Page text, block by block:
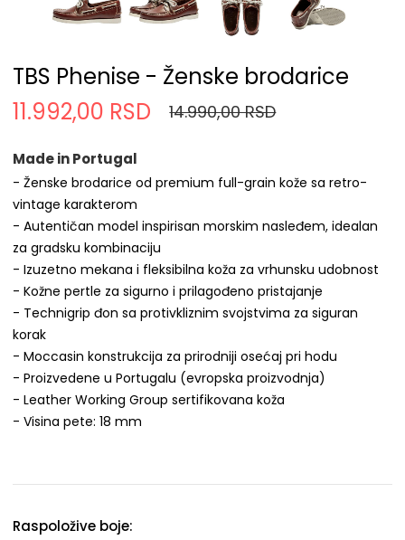
TBS Phenise - Ženske brodarice
11.992,00 RSD
14.990,00 RSD
Made in Portugal
- Ženske brodarice od premium full-grain kože sa retro-
vintage karakterom
- Autentičan model inspirisan morskim nasleđem, idealan
za gradsku kombinaciju
- Izuzetno mekana i fleksibilna koža za vrhunsku udobnost
- Kožne pertle za sigurno i prilagođeno pristajanje
- Technigrip đon sa protivkliznim svojstvima za siguran
korak
- Moccasin konstrukcija za prirodniji osećaj pri hodu
- Proizvedene u Portugalu (evropska proizvodnja)
- Leather Working Group sertifikovana koža
- Visina pete: 18 mm
Raspoložive boje: